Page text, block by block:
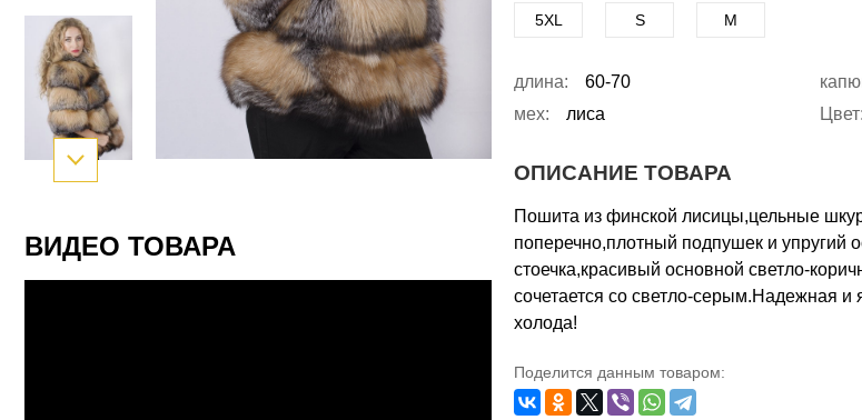
ВИДЕО ТОВАРА
5XL S M
длина: 60-70
мех:
лиса Цвет:
ОПИСАНИЕ ТОВАРА
Пошита из финской лисицы,цельные
поперечно,плотный подпушек и упругий
стоечка,красивый основной светло-
сочетается со светло-серым.Надежная
холода!
Поделится данным товаром: